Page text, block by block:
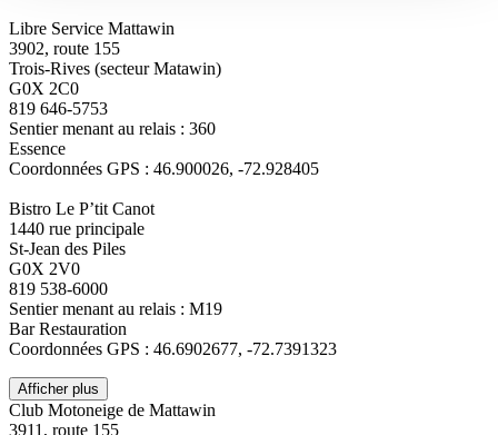
Libre Service Mattawin
3902, route 155
Trois-Rives (secteur Matawin)
G0X 2C0
819 646-5753
Sentier menant au relais : 360
Essence
Coordonnées GPS : 46.900026, -72.928405
Bistro Le P’tit Canot
1440 rue principale
St-Jean des Piles
G0X 2V0
819 538-6000
Sentier menant au relais : M19
Bar Restauration
Coordonnées GPS : 46.6902677, -72.7391323
Afficher plus
Club Motoneige de Mattawin
3911, route 155